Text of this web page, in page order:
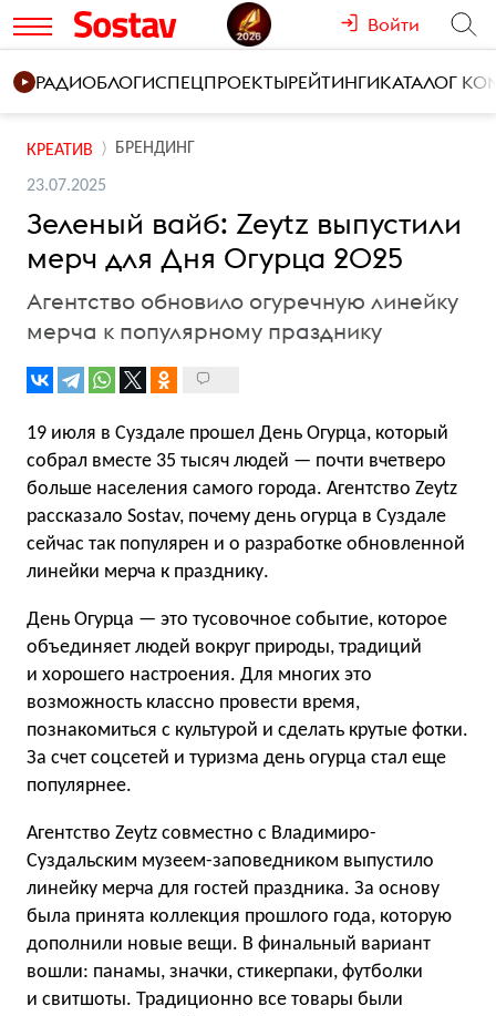
Войти
РАДИОБЛОГИСПЕЦПРОЕКТЫРЕЙТИНГИКАТАЛОГ
КРЕАТИВ БРЕНДИНГ
23.07.2025
Зеленый вайб: Zeytz выпустили
мерч для Дня Огурца 2025
Агентство обновило огуречную линейку
мерча к популярному празднику
19 июля в Суздале прошел День Огурца, который
собрал вместе 35 тысяч людей — почти вчетверо
больше населения самого города. Агентство Zeytz
рассказало Sostav, почему день огурца в Суздале
сейчас так популярен и о разработке обновленной
линейки мерча к празднику.
День Огурца — это тусовочное событие, которое
объединяет людей вокруг природы, традиций
и хорошего настроения. Для многих это
возможность классно провести время,
познакомиться с культурой и сделать крутые фотки.
За счет соцсетей и туризма день огурца стал еще
популярнее.
Агентство Zeytz совместно с Владимиро-
Суздальским музеем-заповедником выпустило
линейку мерча для гостей праздника. За основу
была принята коллекция прошлого года, которую
дополнили новые вещи. В финальный вариант
вошли: панамы, значки, стикерпаки, футболки
и свитшоты. Традиционно все товары были